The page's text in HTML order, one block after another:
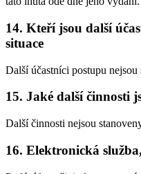
14. Kteří jsou další
situace
Další účastníci postupu nejsou
15. Jaké další činnosti
Další činnosti nejsou
16. Elektronická